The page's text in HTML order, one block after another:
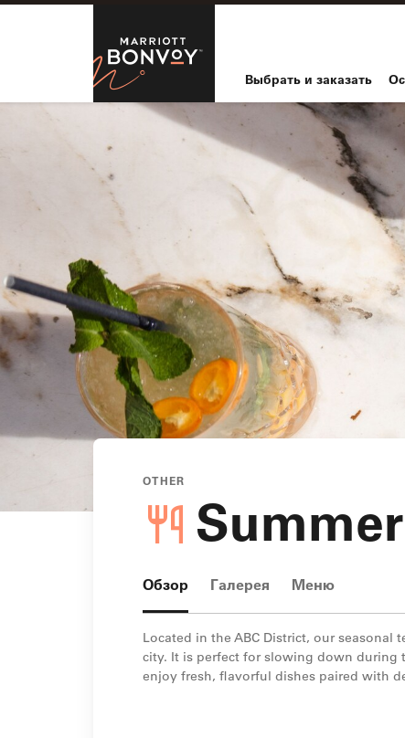
Skip to Content
MarriottВыбрать и заказать
OTHER
Обзор Галерея Меню
Located in the ABC District, our seasonal
city. It is perfect for slowing down during
enjoy fresh, flavorful dishes paired with